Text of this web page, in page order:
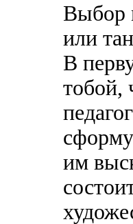
Выбор
или
В
тобой,
им